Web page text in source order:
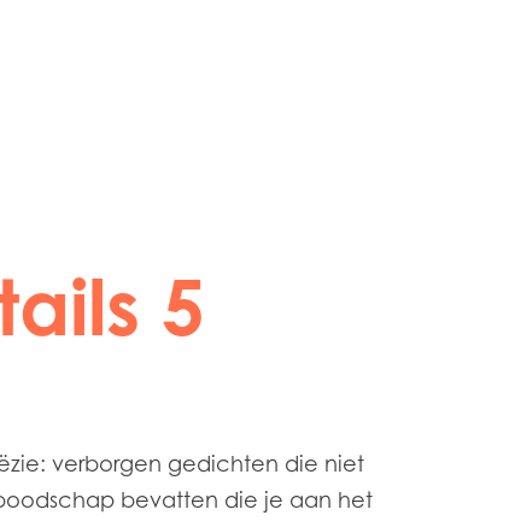
5
verborgen gedichten die niet
bevatten die je aan het